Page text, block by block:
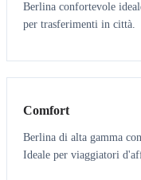
Berlina confortevole
per trasferimenti in città.
3 3
Comfort
Berlina di alta gamma
Ideale per viaggiatori